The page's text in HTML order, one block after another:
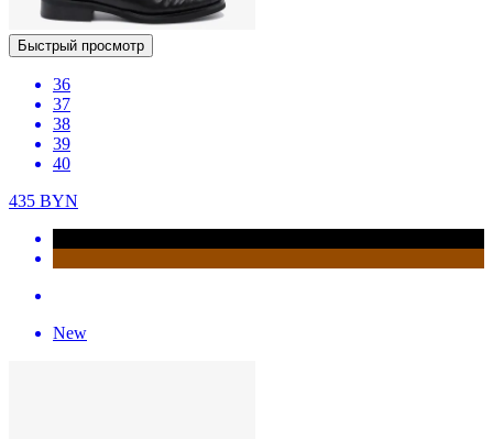
Быстрый просмотр
36
37
38
39
40
435 BYN
New